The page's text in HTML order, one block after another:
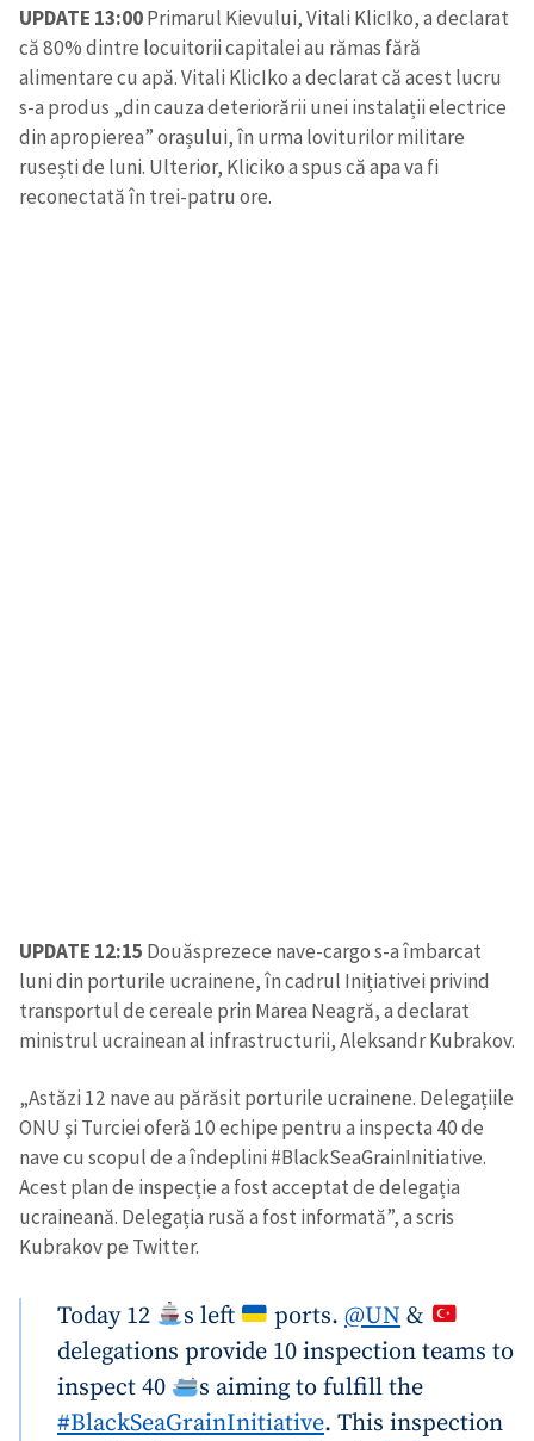
UPDATE 13:00Primarul Kievului, Vitali KlicIko, a declarat
că 80% dintre locuitorii capitalei au rămas fără
alimentare cu apă. Vitali KlicIko a declarat că acest lucru
s-a produs „din cauza deteriorării unei instalații electrice
din apropierea” orașului, în urma loviturilor militare
rusești de luni. Ulterior, Kliciko a spus că apa va fi
reconectată în trei-patru ore.
UPDATE 12:15 Douăsprezece nave-cargo s-a îmbarcat
luni din porturile ucrainene, în cadrul Inițiativei privind
transportul de cereale prin Marea Neagră, a declarat
ministrul ucrainean al infrastructurii, Aleksandr Kubrakov.
„Astăzi 12 nave au părăsit porturile ucrainene. Delegațiile
ONU şi Turciei oferă 10 echipe pentru a inspecta 40 de
nave cu scopul de a îndeplini #BlackSeaGrainInitiative.
Acest plan de inspecție a fost acceptat de delegația
ucraineană. Delegația rusă a fost informată”, a scris
Kubrakov pe Twitter.
Today 12 s left ports.@UN &
delegations provide 10 inspection teams to
inspect 40
s aiming to fulfill the
#BlackSeaGrainInitiative. This inspection
CONTACT SURSĂ
Sursă anonimă
Nume+ Numele meu
+ Emailul meu